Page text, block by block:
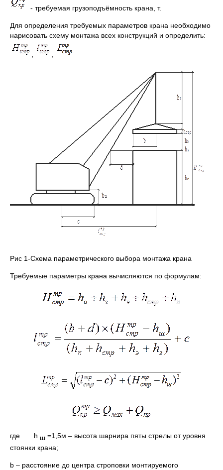
- требуемая грузоподъёмность крана, т.
Для определения требуемых параметров крана необходимо
нарисовать схему монтажа всех конструкций и определить:
Рис 1-Схема параметрического выбора монтажа крана
Требуемые параметры крана вычисляются по формулам:
где h ш =1,5м – высота шарнира пяты стрелы от уровня
стоянки крана;
b – расстояние до центра строповки монтируемого